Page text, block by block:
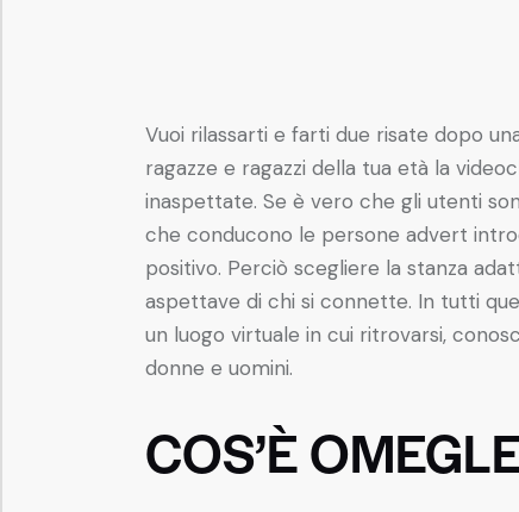
Vuoi rilassarti e farti due risate dopo
ragazze e ragazzi della tua età la
inaspettate. Se è vero che gli utenti
che conducono le persone advert
positivo. Perciò scegliere la stanza
aspettave di chi si connette. In tutti
un luogo virtuale in cui ritrovarsi,
donne e uomini.
COS’È